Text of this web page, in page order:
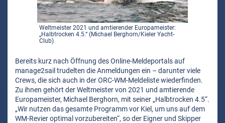
Weltmeister 2021 und amtierender Europameister:
„Halbtrocken 4.5.“ (Michael Berghorn/Kieler Yacht-
Club)
Bereits kurz nach Öffnung des Online-Meldeportals auf
manage2sail trudelten die Anmeldungen ein – darunter viele
Crews, die sich auch in der ORC-WM-Meldeliste wiederfinden.
Zu ihnen gehört der Weltmeister von 2021 und amtierende
Europameister, Michael Berghorn, mit seiner „Halbtrocken 4.5“.
„Wir nutzen das gesamte Programm vor Kiel, um uns auf dem
WM-Revier optimal vorzubereiten“, so der Eigner und Skipper